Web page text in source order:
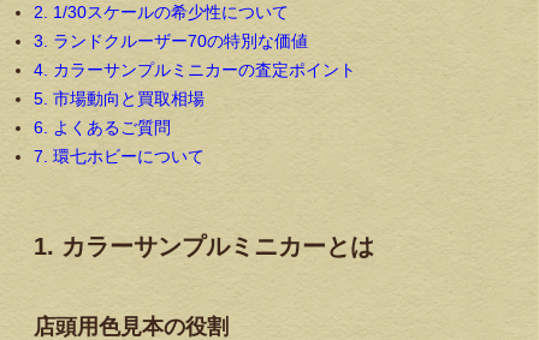
2. 1/30スケールの希少性について
3. ランドクルーザー70の特別な価値
4. カラーサンプルミニカーの査定ポイント
5. 市場動向と買取相場
6. よくあるご質問
7. 環七ホビーについて
1. カラーサンプルミニカーとは
店頭用色見本の役割